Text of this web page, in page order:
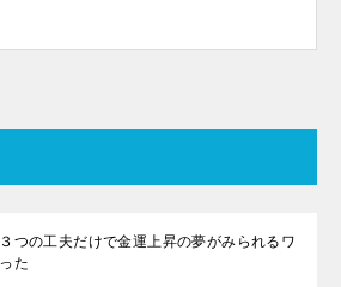
つの工夫だけで金運上昇の夢がみられるワ
た